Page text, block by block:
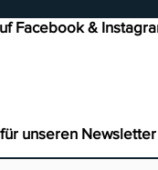
unseren Newsletter
Facebook &